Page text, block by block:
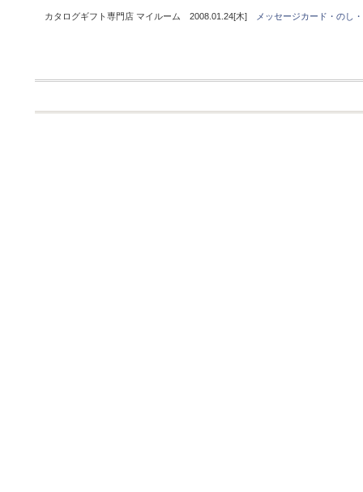
カタログギフト専門店 マイルーム 2008.01.24[木] メッセージカード・のし